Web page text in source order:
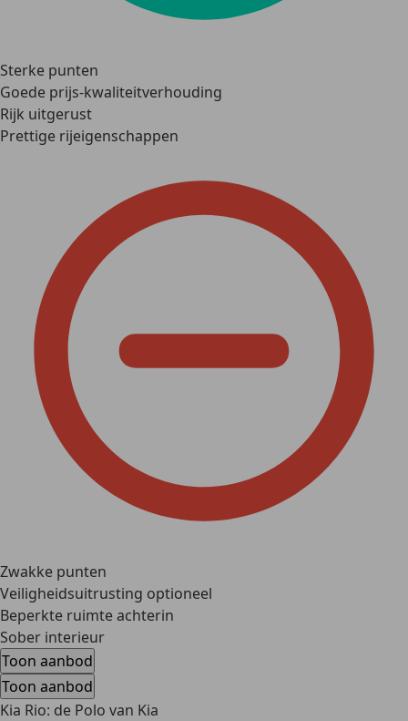
Sterke punten
Goede prijs-kwaliteitverhouding
Rijk uitgerust
Prettige rijeigenschappen
Zwakke punten
Veiligheidsuitrusting optioneel
Beperkte ruimte achterin
Sober interieur
Toon aanbod
Toon aanbod
Kia Rio: de Polo van Kia